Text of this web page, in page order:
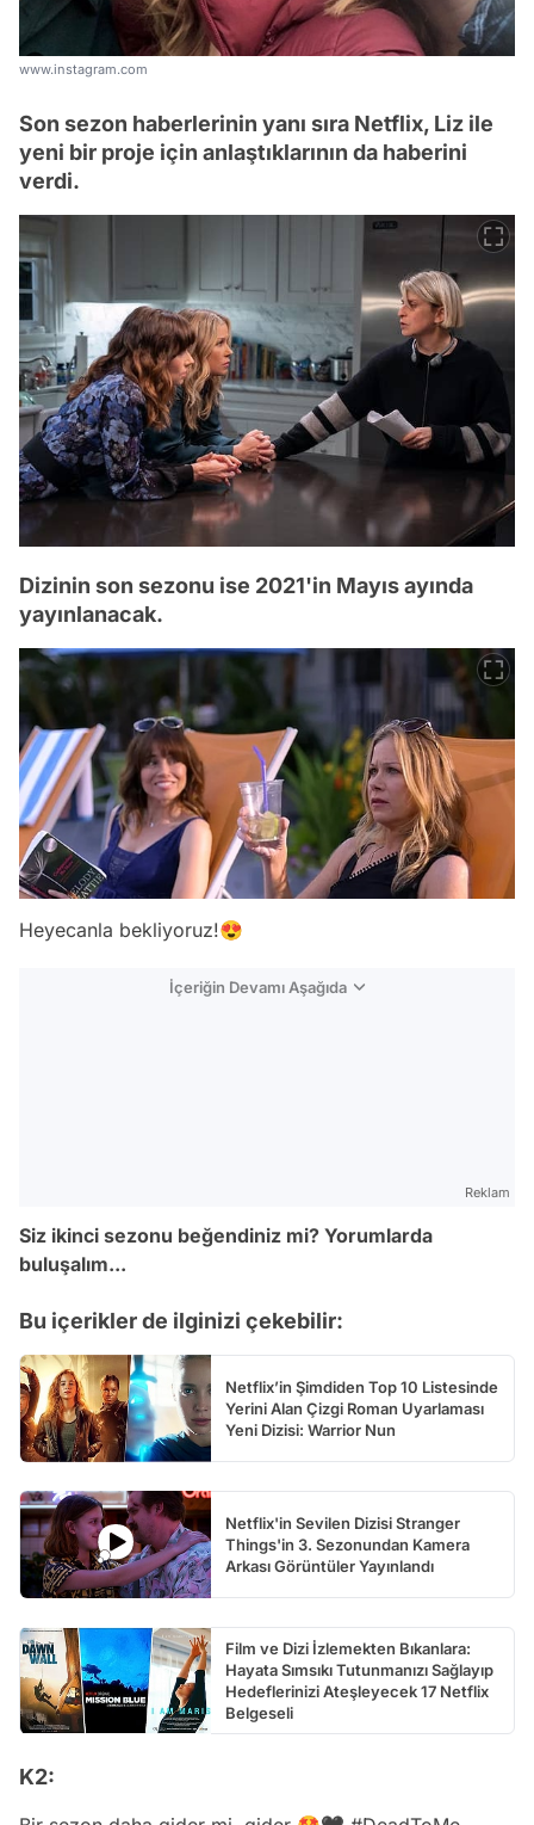
www.instagram.com
Son sezon haberlerinin yanı sıra Netflix, Liz ile
yeni bir proje için anlaştıklarının da haberini
verdi.
Dizinin son sezonu ise 2021'in Mayıs ayında
yayınlanacak.
Heyecanla bekliyoruz!😍
İçeriğin Devamı Aşağıda
Reklam
Siz ikinci sezonu beğendiniz mi? Yorumlarda
buluşalım...
Bu içerikler de ilginizi çekebilir:
Netflix’in Şimdiden Top 10 Listesinde
Yerini Alan Çizgi Roman Uyarlaması
Yeni Dizisi: Warrior Nun
Netflix'in Sevilen Dizisi Stranger
Things'in 3. Sezonundan Kamera
Arkası Görüntüler Yayınlandı
Film ve Dizi İzlemekten Bıkanlara:
Hayata Sımsıkı Tutunmanızı Sağlayıp
Hedeflerinizi Ateşleyecek 17 Netflix
Belgeseli
K2: